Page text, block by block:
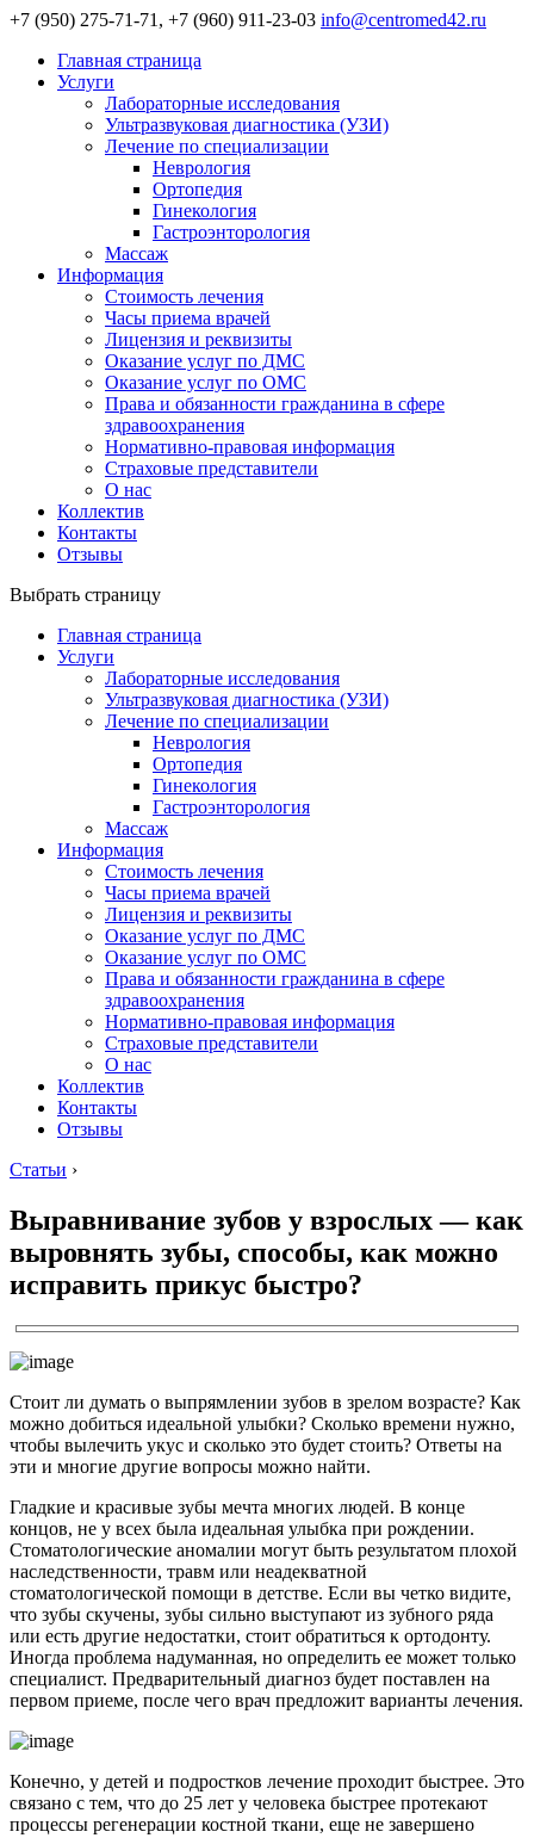
+7 (950) 275-71-71, +7 (960) 911-23-03 info@centromed42.ru
Главная страница
Услуги
Лабораторные исследования
Ультразвуковая диагностика (УЗИ)
Лечение по специализации
Неврология
Ортопедия
Гинекология
Гастроэнторология
Массаж
Информация
Стоимость лечения
Часы приема врачей
Лицензия и реквизиты
Оказание услуг по ДМС
Оказание услуг по ОМС
Права и обязанности гражданина в сфере
здравоохранения
Нормативно-правовая информация
Страховые представители
О нас
Коллектив
Контакты
Отзывы
Выбрать страницу
Главная страница
Услуги
Лабораторные исследования
Ультразвуковая диагностика (УЗИ)
Лечение по специализации
Неврология
Ортопедия
Гинекология
Гастроэнторология
Массаж
Информация
Стоимость лечения
Часы приема врачей
Лицензия и реквизиты
Оказание услуг по ДМС
Оказание услуг по ОМС
Права и обязанности гражданина в сфере
здравоохранения
Нормативно-правовая информация
Страховые представители
О нас
Коллектив
Контакты
Отзывы
Статьи ›
Выравнивание зубов у взрослых — как
выровнять зубы, способы, как можно
исправить прикус быстро?
Стоит ли думать о выпрямлении зубов в зрелом возрасте? Как
можно добиться идеальной улыбки? Сколько времени нужно,
чтобы вылечить укус и сколько это будет стоить? Ответы на
эти и многие другие вопросы можно найти.
Гладкие и красивые зубы мечта многих людей. В конце
концов, не у всех была идеальная улыбка при рождении.
Стоматологические аномалии могут быть результатом плохой
наследственности, травм или неадекватной
стоматологической помощи в детстве. Если вы четко видите,
что зубы скучены, зубы сильно выступают из зубного ряда
или есть другие недостатки, стоит обратиться к ортодонту.
Иногда проблема надуманная, но определить ее может только
специалист. Предварительный диагноз будет поставлен на
первом приеме, после чего врач предложит варианты лечения.
Конечно, у детей и подростков лечение проходит быстрее. Это
связано с тем, что до 25 лет у человека быстрее протекают
процессы регенерации костной ткани, еще не завершено